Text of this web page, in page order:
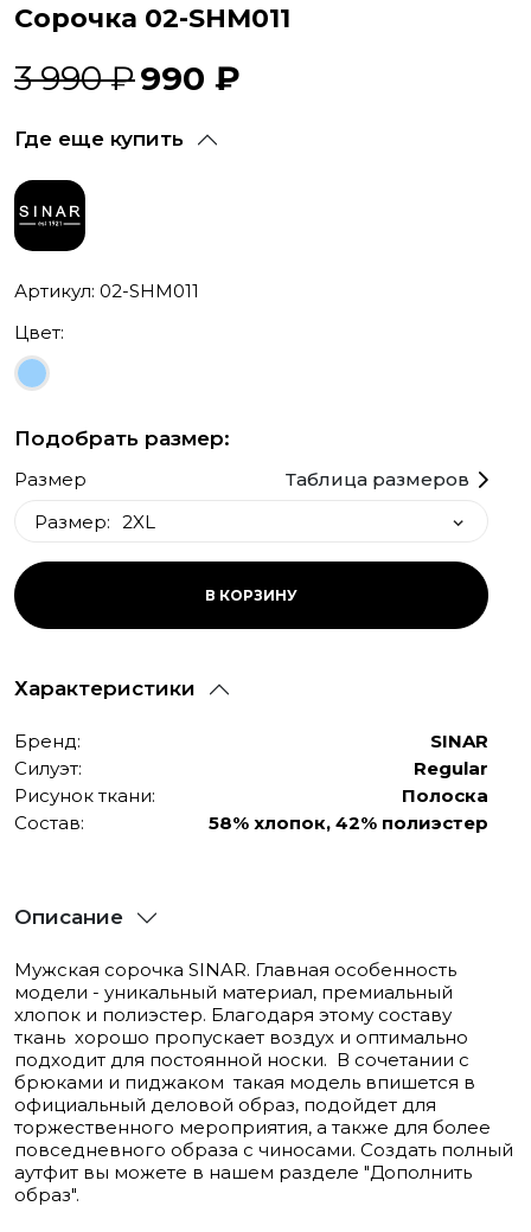
Сорочка 02-SHM011
3 990 ₽990 ₽
Где еще купить
Артикул: 02-SHM011
Цвет:
Подобрать размер:
Размер
Таблица размеров
Размер: 2XL
В КОРЗИНУ
Характеристики
Бренд:
SINAR
Силуэт:
Regular
Рисунок ткани:
Полоска
Состав:
58% хлопок, 42% полиэстер
Описание
Мужская сорочка SINAR. Главная особенность
модели - уникальный материал, премиальный
хлопок и полиэстер. Благодаря этому составу
ткань хорошо пропускает воздух и оптимально
подходит для постоянной носки. В сочетании с
брюками и пиджаком такая модель впишется в
официальный деловой образ, подойдет для
торжественного мероприятия, а также для более
повседневного образа с чиносами. Создать полный
аутфит вы можете в нашем разделе "Дополнить
образ".